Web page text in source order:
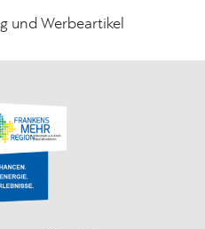
und Werbeartikel